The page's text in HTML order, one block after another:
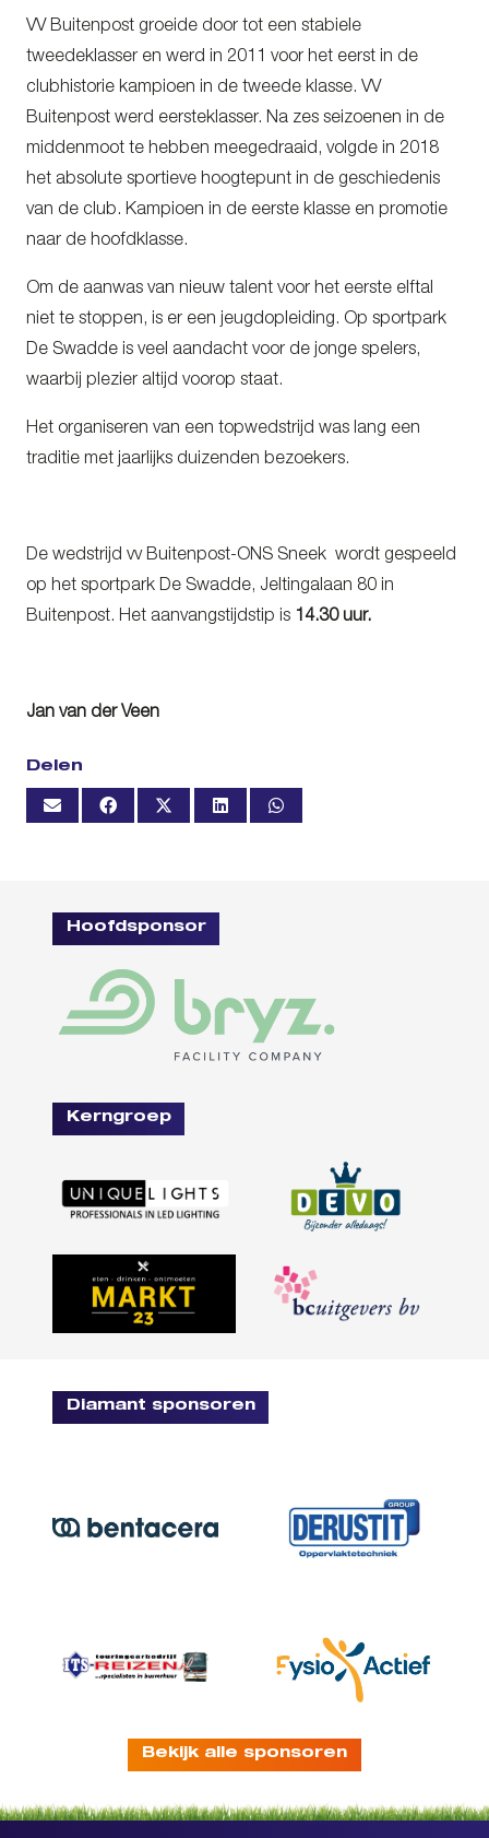
VV Buitenpost groeide door tot een stabiele
tweedeklasser en werd in 2011 voor het eerst in de
clubhistorie kampioen in de tweede klasse. VV
Buitenpost werd eersteklasser. Na zes seizoenen in de
middenmoot te hebben meegedraaid, volgde in 2018
het absolute sportieve hoogtepunt in de geschiedenis
van de club. Kampioen in de eerste klasse en promotie
naar de hoofdklasse.
Om de aanwas van nieuw talent voor het eerste elftal
niet te stoppen, is er een jeugdopleiding. Op sportpark
De Swadde is veel aandacht voor de jonge spelers,
waarbij plezier altijd voorop staat.
Het organiseren van een topwedstrijd was lang een
traditie met jaarlijks duizenden bezoekers.
De wedstrijd vv Buitenpost-ONS Sneek wordt gespeeld
op het sportpark De Swadde, Jeltingalaan 80 in
Buitenpost. Het aanvangstijdstip is 14.30 uur.
Jan van der Veen
Delen
Hoofdsponsor
Kerngroep
Diamant sponsoren
Bekijk alle sponsoren